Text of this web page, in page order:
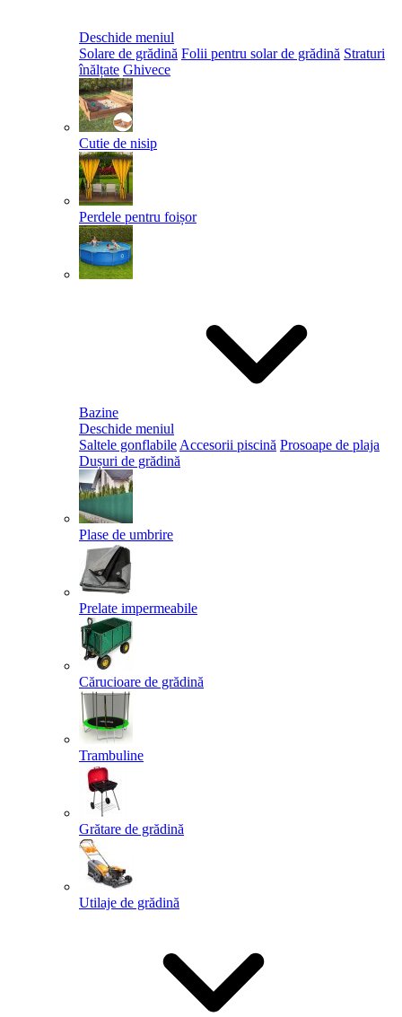
Deschide meniul
Solare de grădină Folii pentru solar de grădină Straturi
înălțate Ghivece
Cutie de nisip
Perdele pentru foișor
Bazine
Deschide meniul
Saltele gonflabile Accesorii piscină Prosoape de plaja
Dușuri de grădină
Plase de umbrire
Prelate impermeabile
Cărucioare de grădină
Trambuline
Grătare de grădină
Utilaje de grădină